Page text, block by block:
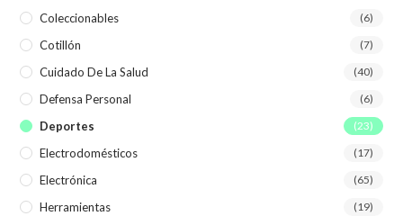
Coleccionables (6)
Cotillón (7)
Cuidado De La Salud (40)
Defensa Personal (6)
Deportes (23)
Electrodomésticos (17)
Electrónica (65)
Herramientas (19)